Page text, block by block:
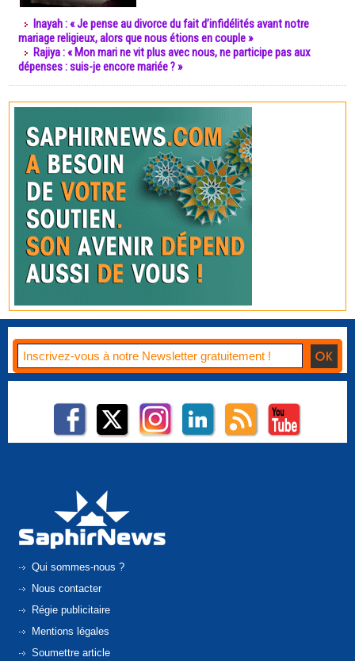
Inayah : « Je pense au divorce du fait d’infidélités avant notre
mariage religieux, alors que nous étions en couple »
Rajiya : « Mon mari ne vit plus avec nous, ne participe pas aux
dépenses : suis-je encore mariée ? »
Qui sommes-nous ?
Nous contacter
Régie publicitaire
Mentions légales
Soumettre article